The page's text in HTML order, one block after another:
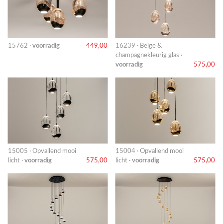
15762 · voorradig 449,00
16239 · Beige &
champagnekleurig glas ·
voorradig
575,00
15005 · Opvallend mooi
licht · voorradig 575,00
15004 · Opvallend mooi
licht · voorradig 575,00